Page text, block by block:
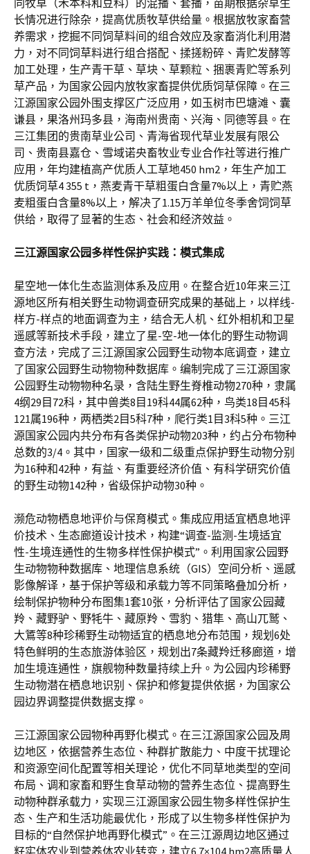
长情况进行除杂，提高优质牧草供给量。根据放牧家畜营
养需求，挖掘不同饲草料间的组合效应及家畜消化利用潜
力，对不同饲草料进行组合搭配、揉搓粉碎、青贮发酵等
加工处理，生产青干草、草块、草颗粒、捆裹青贮等系列
草产品，为国家公园内放牧家畜提供优质饲草保障。在三
江源国家公园外围支撑区广泛应用，如玉树市巴塘滩、囊
谦县，果洛州玛多县，海南州贵南、兴海、同德等县。在
三江集团的贵南草业公司、青海省现代草业发展有限公
司、贵南县嘉仓、雪域诺央畜牧业专业合作社等进行推广
应用，年均建植高产优质人工草地450 hm2，年生产加工
优质饲草4 355 t，燕麦青干草粗蛋白含量7%以上，青贮燕
麦粗蛋白含量8%以上，解决了1.15万羊单位冬季舍饲饲草
供给，取得了显著的生态、社会和经济效益。
三江源国家公园多样性保护实践：模式集成
星空地一体化生态监测体系及应用。在整合近10年来三江
源地区所有相关野生动物调查研究成果的基础上，以样线-
样方-样点的地面调查为主，结合无人机、红外相机和卫星
遥感等新技术手段，建立了星-空-地一体化的野生动物调
查方法，完成了三江源国家公园野生动物本底调查，建立
了国家公园野生动物物种数据库。编制完成了三江源国家
公园野生动物物种名录，含陆生野生脊椎动物270种，隶属
4纲29目72科，其中兽类8目19科44属62种，鸟类18目45科
121属196种，两栖类2目5科7种，爬行类1目3科5种。三江
源国家公园内共分布有各类保护动物203种，约占分布物种
总数的3/4。其中，国家一级和二级重点保护野生动物分别
为16种和42种，有益、有重要经济价值、有科学研究价值
的野生动物142种，省级保护动物30种。
濒危动物栖息地评价与保育模式。集成应用适宜栖息地评
价技术、生态廊道设计技术，构建“调查-监测-生境适宜
性-生境连通性的生物多样性保护模式”。利用国家公园野
生动物物种数据库、地理信息系统（GIS）空间分析、遥感
影像解译，基于保护等级和承载力等不同策略叠加分析，
绘制保护物种分布图集1套10张，分析评估了国家公园藏
羚、藏野驴、野牦牛、藏原羚、雪豹、猎隼、高山兀鹫、
大鵟等8种珍稀野生动物适宜的栖息地分布范围，规划6处
特色鲜明的生态旅游体验区，规划出7条藏羚迁移廊道，增
加生境连通性，旗舰物种数量持续上升。为公园内珍稀野
生动物潜在栖息地识别、保护和修复提供依据，为国家公
园边界调整提供数据支撑。
三江源国家公园物种再野化模式。在三江源国家公园及周
边地区，依据营养生态位、种群扩散能力、中度干扰理论
和资源空间化配置等相关理论，优化不同草地类型的空间
布局、调和家畜和野生食草动物的营养生态位、提高野生
动物种群承载力，实现三江源国家公园生物多样性保护生
态、生产和生活功能最优化，形成了以生物多样性保护为
目标的“自然保护地再野化模式”。在三江源周边地区通过
籽实体农业到营养体农业转变，建立6.7×104 hm2高质量人